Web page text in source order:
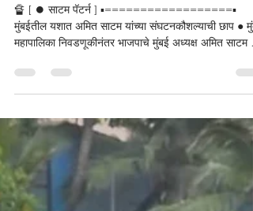
मुंबईतील यशात अमित साटम
यांच्या संघटनकौशल्याची छाप
🔏 [ ⏺️ साटम पॅटर्न ] ▪️==================▪️
मुंबईतील यशात अमित साटम यांच्या संघटनकौशल्याची छाप ●
महापालिका निवडणूकीनंतर भाजपाचे मुंबई अध्यक्ष अमित साटम
संघटनकौशल्य विशेष चर्चेत आले आहे. त्यांनी आपल्या आक्रमक